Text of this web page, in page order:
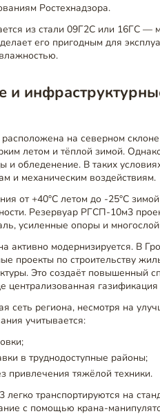
Ростехнадзора.
из стали 09Г2С или 16ГС —
его пригодным для
и
расположена на северном
летом и тёплой зимой.
и обледенение. В таких
и механическим воздействиям.
от +40°C летом до -25°C
Резервуар РГСП-10м3
усиленные опоры и
активно модернизируется. В
проекты по строительству
Это создаёт повышенный
централизованная
сеть региона, несмотря на
учитывается:
в труднодоступные районы;
привлечения тяжёлой техники.
транспортируются на
с помощью крана-